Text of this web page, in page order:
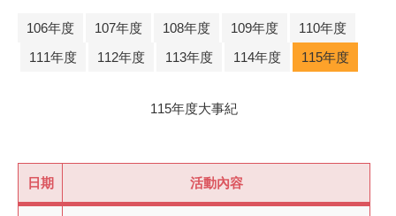
106年度 107年度 108年度 109年度
110年度
111年度
112年度 113年度 114年度 115年度
115年度大事紀
日期 活動內容